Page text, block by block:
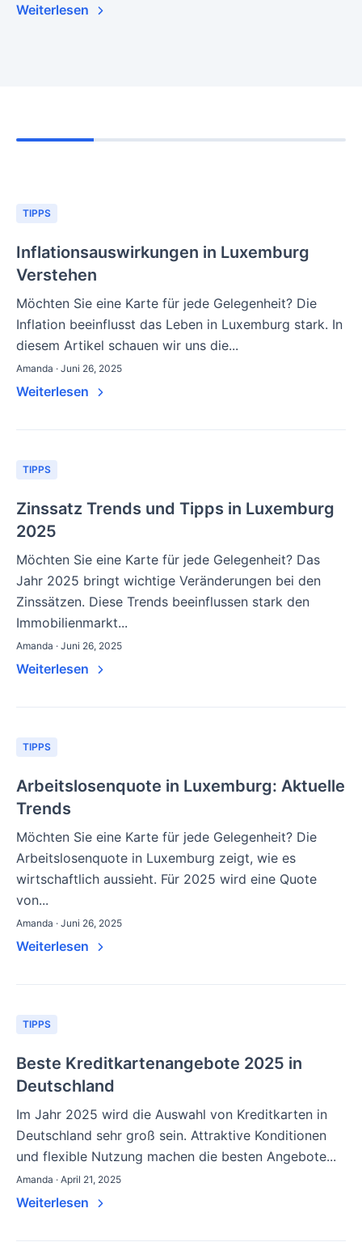
Weiterlesen
TIPPS
Inflationsauswirkungen in Luxemburg
Verstehen
Möchten Sie eine Karte für jede Gelegenheit? Die
Inflation beeinflusst das Leben in Luxemburg stark. In
diesem Artikel schauen wir uns die...
Amanda · Juni 26, 2025
Weiterlesen
TIPPS
Zinssatz Trends und Tipps in Luxemburg
2025
Möchten Sie eine Karte für jede Gelegenheit? Das
Jahr 2025 bringt wichtige Veränderungen bei den
Zinssätzen. Diese Trends beeinflussen stark den
Immobilienmarkt...
Amanda · Juni 26, 2025
Weiterlesen
TIPPS
Arbeitslosenquote in Luxemburg: Aktuelle
Trends
Möchten Sie eine Karte für jede Gelegenheit? Die
Arbeitslosenquote in Luxemburg zeigt, wie es
wirtschaftlich aussieht. Für 2025 wird eine Quote
von...
Amanda · Juni 26, 2025
Weiterlesen
TIPPS
Beste Kreditkartenangebote 2025 in
Deutschland
Im Jahr 2025 wird die Auswahl von Kreditkarten in
Deutschland sehr groß sein. Attraktive Konditionen
und flexible Nutzung machen die besten Angebote...
Amanda · April 21, 2025
Weiterlesen